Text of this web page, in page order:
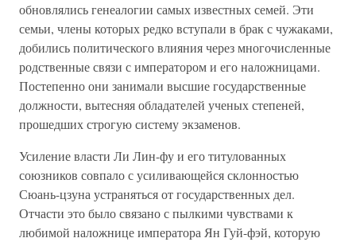
обновлялись генеалогии самых известных семей. Эти
семьи, члены которых редко вступали в брак с чужаками,
добились политического влияния через многочисленные
родственные связи с императором и его наложницами.
Постепенно они занимали высшие государственные
должности, вытесняя обладателей ученых степеней,
прошедших строгую систему экзаменов.
Усиление власти Ли Лин-фу и его титулованных
союзников совпало с усиливающейся склонностью
Сюань-цзуна устраняться от государственных дел.
Отчасти это было связано с пылкими чувствами к
любимой наложнице императора Ян Гуй-фэй, которую